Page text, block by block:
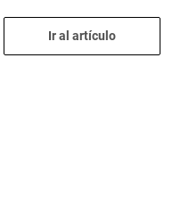
Ir al artículo